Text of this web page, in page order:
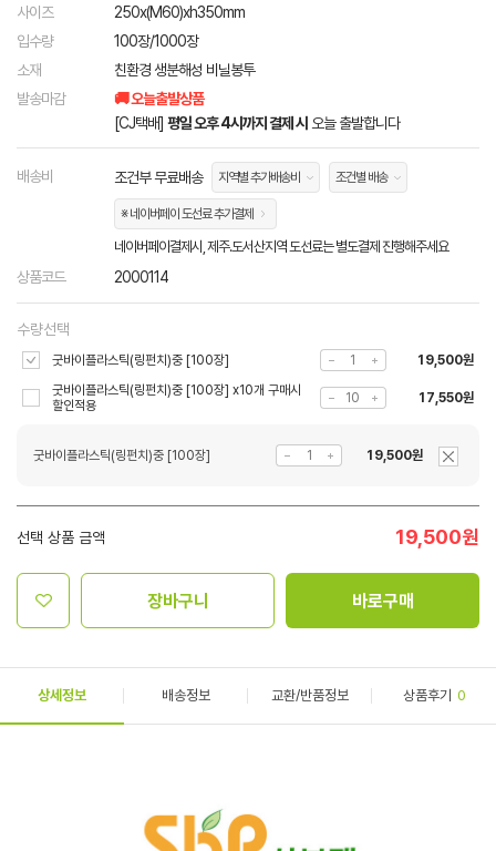
사이즈
250x(M60)xh350mm
입수량
100장/1000장
소재
친환경 생분해성 비닐봉투
발송마감
🚚 오늘출발상품
[CJ택배] 평일 오후 4시까지 결제 시 오늘 출발합니다
배송비 조건부 무료배송 지역별 추가배송비 조건별 배송
※ 네이버페이 도선료 추가결제
네이버페이결제시, 제주.도서산지역 도선료는 별도결제 진행해주세요
상품코드 2000114
수량선택
굿바이플라스틱(링펀치)중 [100장]
19,500원
굿바이플라스틱(링펀치)중 [100장] x10개 구매시
할인적용
17,550원
굿바이플라스틱(링펀치)중 [100장] 19,500원
선택 상품 금액 19,500원
장바구니 바로구매
상세정보 배송정보 교환/반품정보 상품후기 0